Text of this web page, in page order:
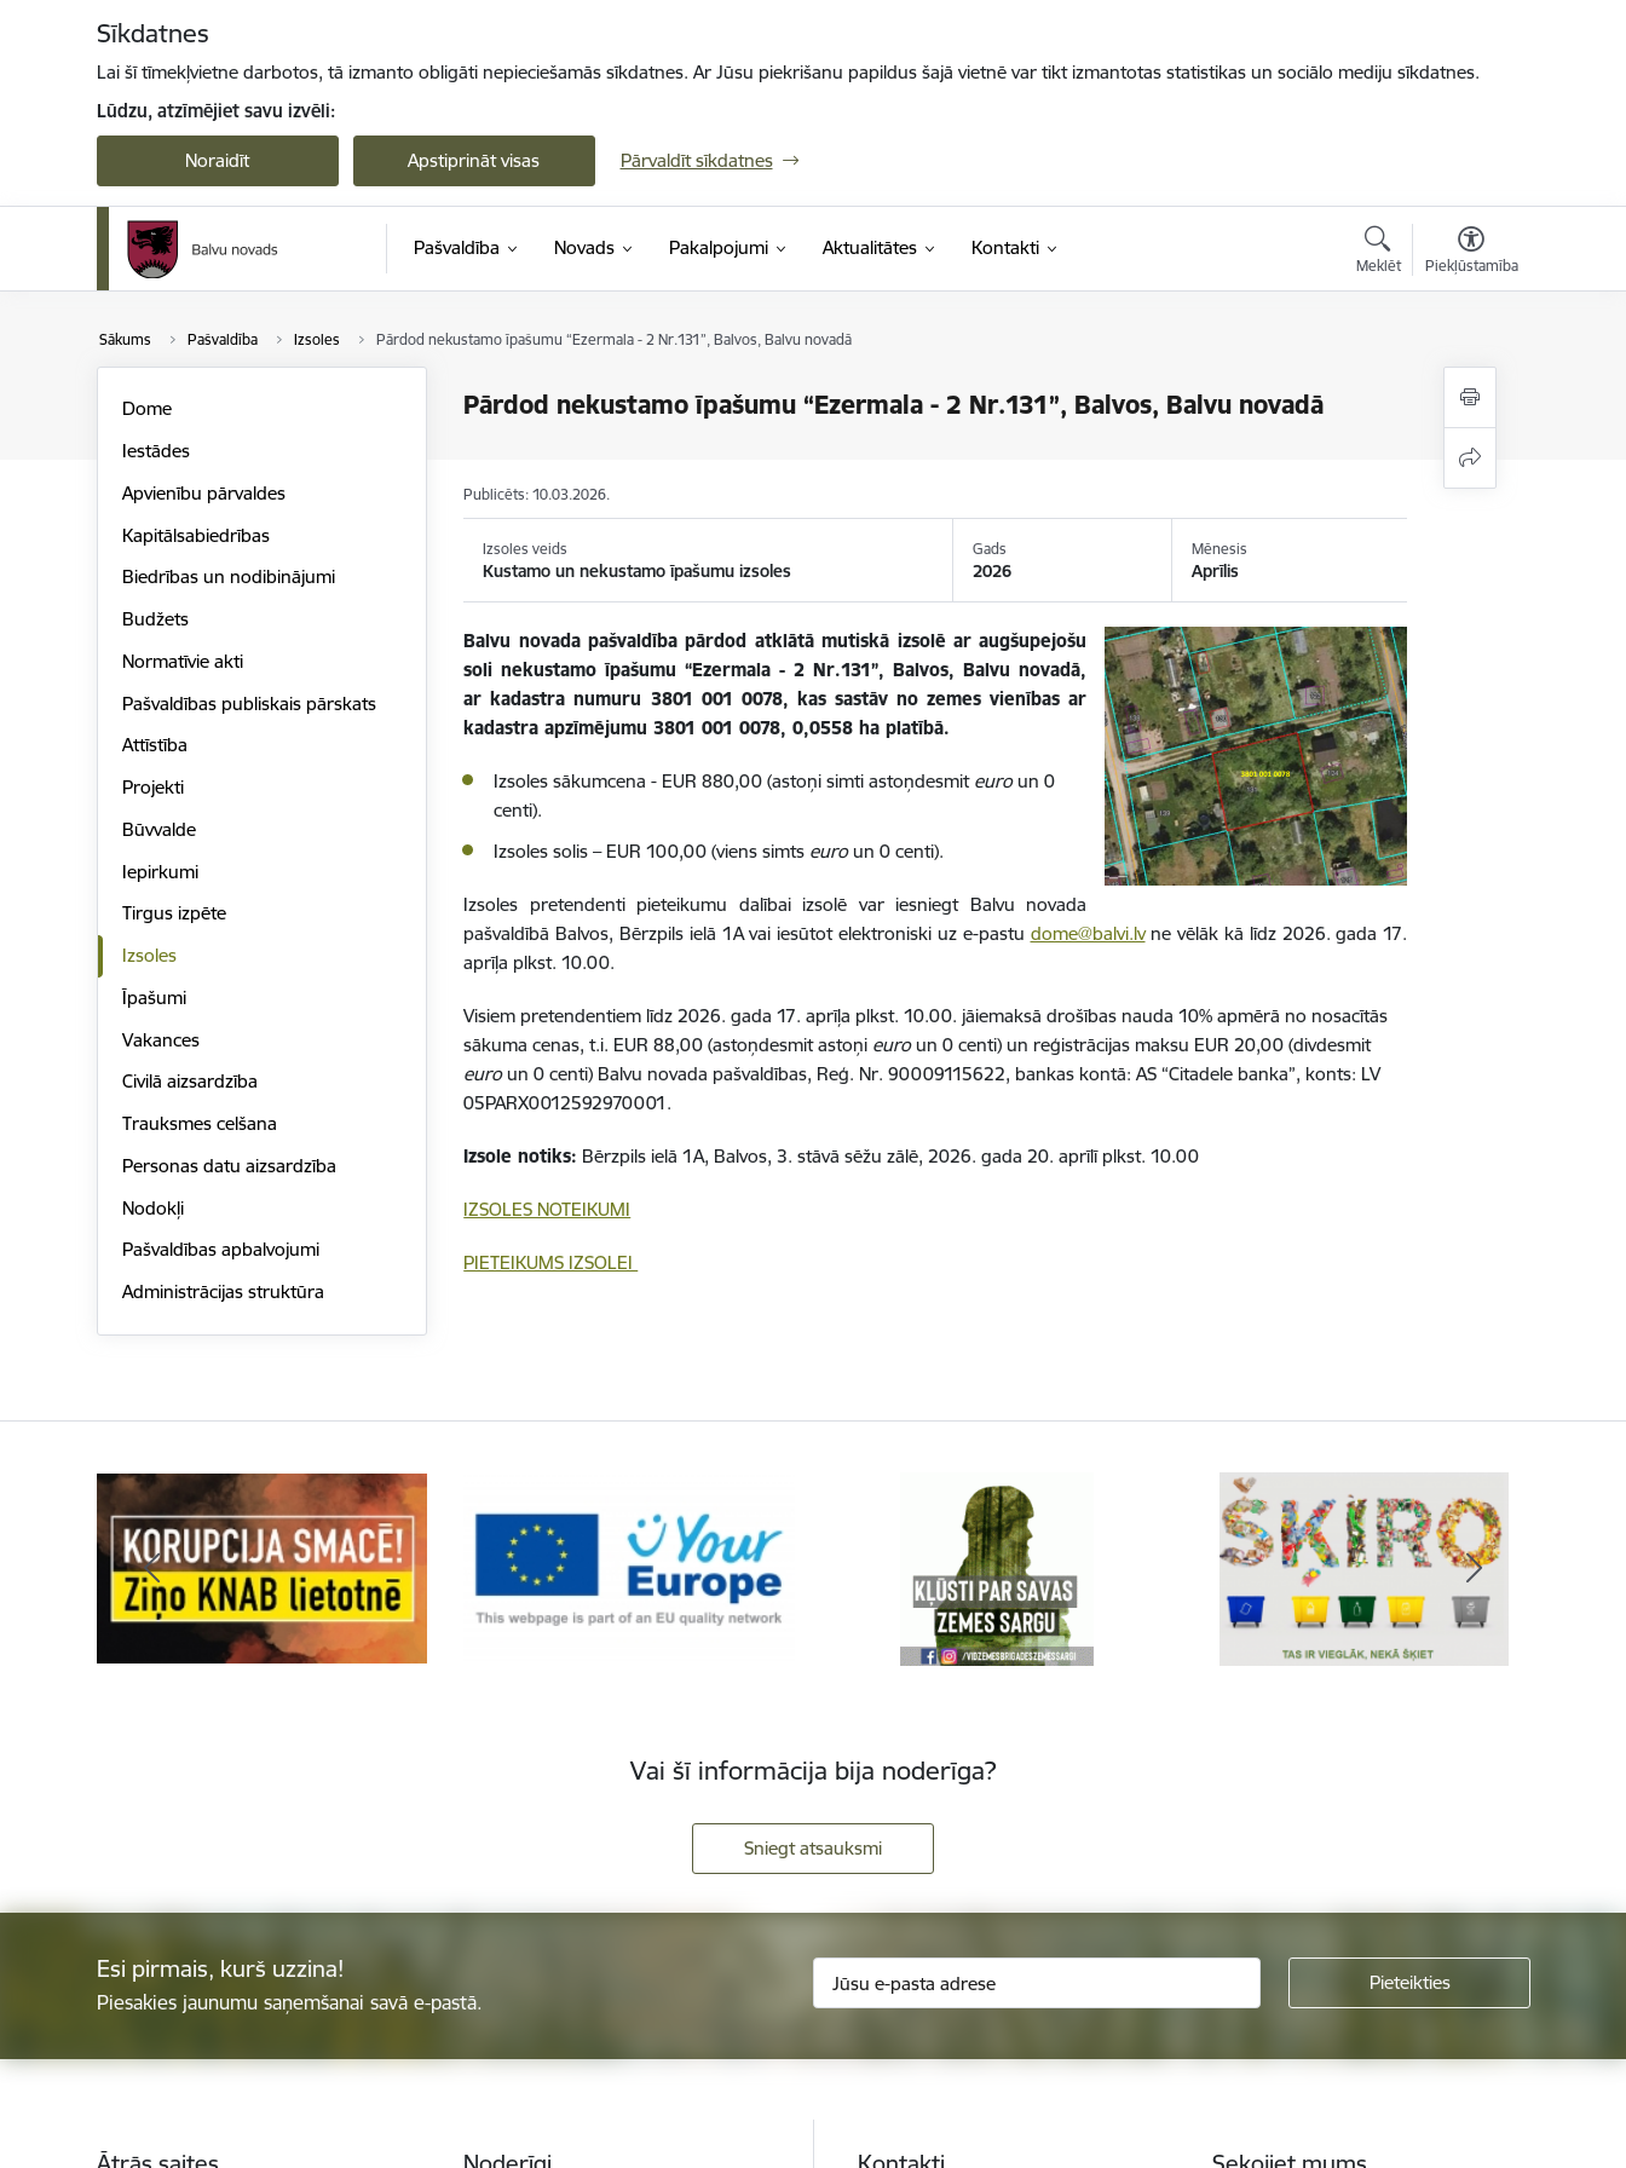
Sīkdatnes
Lai šī tīmekļvietne darbotos, tā izmanto obligāti nepieciešamās sīkdatnes. Ar Jūsu piekrišanu papildus šajā vietnē var tikt izmantotas statistikas un sociālo mediju sīkdatnes.
Lūdzu, atzīmējiet savu izvēli:
Noraidīt Apstiprināt visas Pārvaldīt sīkdatnes
Pašvaldība Novads Pakalpojumi Aktualitātes Kontakti
Meklēt Piekļūstamība
Sākums Pašvaldība Izsoles Pārdod nekustamo īpašumu “Ezermala - 2 Nr.131”, Balvos, Balvu novadā
Pārdod nekustamo īpašumu “Ezermala - 2 Nr.131”, Balvos, Balvu novadā
Dome
Iestādes
Apvienību pārvaldes
Kapitālsabiedrības
Biedrības un nodibinājumi
Budžets
Normatīvie akti
Pašvaldības publiskais pārskats
Attīstība
Projekti
Būvvalde
Iepirkumi
Tirgus izpēte
Izsoles
Īpašumi
Vakances
Civilā aizsardzība
Trauksmes celšana
Personas datu aizsardzība
Nodokļi
Pašvaldības apbalvojumi
Administrācijas struktūra
Publicēts: 10.03.2026.
Izsoles veids
Kustamo un nekustamo īpašumu izsoles
Gads
2026
Mēnesis
Aprīlis
Balvu novada pašvaldība pārdod atklātā mutiskā izsolē ar augšupejošu
soli nekustamo īpašumu“Ezermala - 2 Nr.131”, Balvos, Balvu novadā,
ar kadastra numuru 3801 001 0078, kas sastāv no zemes vienības ar
kadastra apzīmējumu 3801 001 0078, 0,0558 ha platībā.
Izsoles sākumcena - EUR 880,00 (astoņi simti astoņdesmit euro un 0
centi).
Izsoles solis – EUR 100,00 (viens simts euroun 0 centi).
Izsoles pretendenti pieteikumu dalībai izsolē var iesniegt Balvu novada
pašvaldībā Balvos, Bērzpils ielā 1A vai iesūtot elektroniski uz e-pastu dome@balvi.lvne vēlāk kā līdz 2026. gada 17.
aprīļa plkst. 10.00.
Visiem pretendentiem līdz 2026. gada 17. aprīļa plkst. 10.00. jāiemaksā drošības nauda 10% apmērā no nosacītās
sākuma cenas, t.i. EUR 88,00 (astoņdesmit astoņi euro un 0 centi) un reģistrācijas maksu EUR 20,00 (divdesmit
euroun 0 centi) Balvu novada pašvaldības, Reģ. Nr. 90009115622, bankas kontā: AS “Citadele banka”, konts: LV
05PARX0012592970001.
Izsole notiks: Bērzpils ielā 1A, Balvos, 3. stāvā sēžu zālē, 2026. gada 20. aprīlī plkst. 10.00
IZSOLES NOTEIKUMI
PIETEIKUMS IZSOLEI
Vai šī informācija bija noderīga?
Sniegt atsauksmi
Esi pirmais, kurš uzzina!
Piesakies jaunumu saņemšanai savā e-pastā.